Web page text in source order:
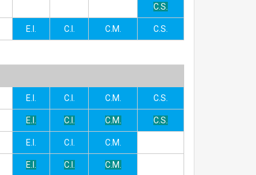
C.S.
E.I. C.I. C.M. C.S.
E.I. C.I. C.M. C.S.
E.I. C.I. C.M. C.S.
E.I. C.I. C.M.
E.I. C.I. C.M.